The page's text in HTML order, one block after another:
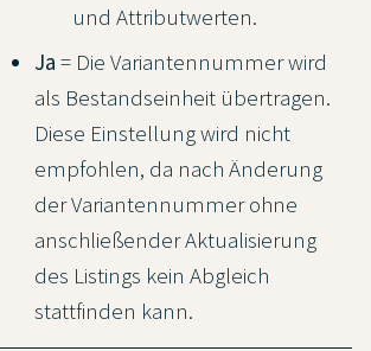
und Attributwerten.
Ja = Die Variantennummer wird
als Bestandseinheit übertragen.
Diese Einstellung wird nicht
empfohlen, da nach Änderung
der Variantennummer ohne
anschließender Aktualisierung
des Listings kein Abgleich
stattfinden kann.